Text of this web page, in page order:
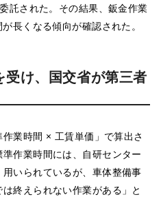
託された。その結果、鈑金作業
長くなる傾向が確認された。
け、国交省が第三者
業時間 × 工賃単価」で算出さ
作業時間には、自研センター
いられているが、車体整備事
終えられない作業がある」と